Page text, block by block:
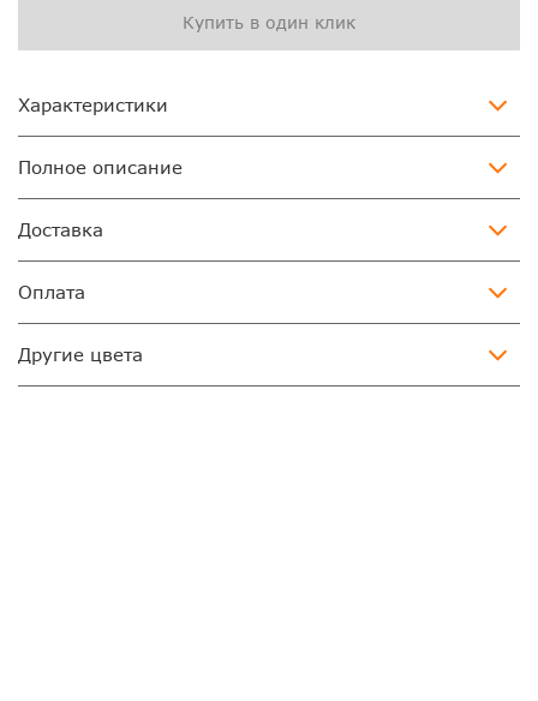
Купить в один клик
Характеристики
Полное описание
Доставка
Оплата
Другие цвета